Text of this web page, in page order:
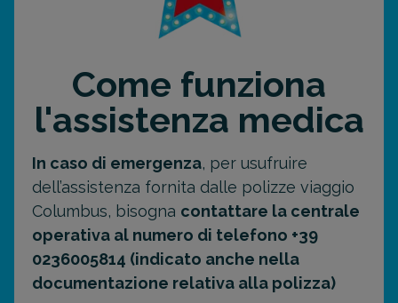
Come funziona
l'assistenza medica
In caso di emergenza, per usufruire
dell’assistenza fornita dalle polizze viaggio
Columbus, bisogna contattare la centrale
operativa al numero di telefono +39
0236005814 (indicato anche nella
documentazione relativa alla polizza)